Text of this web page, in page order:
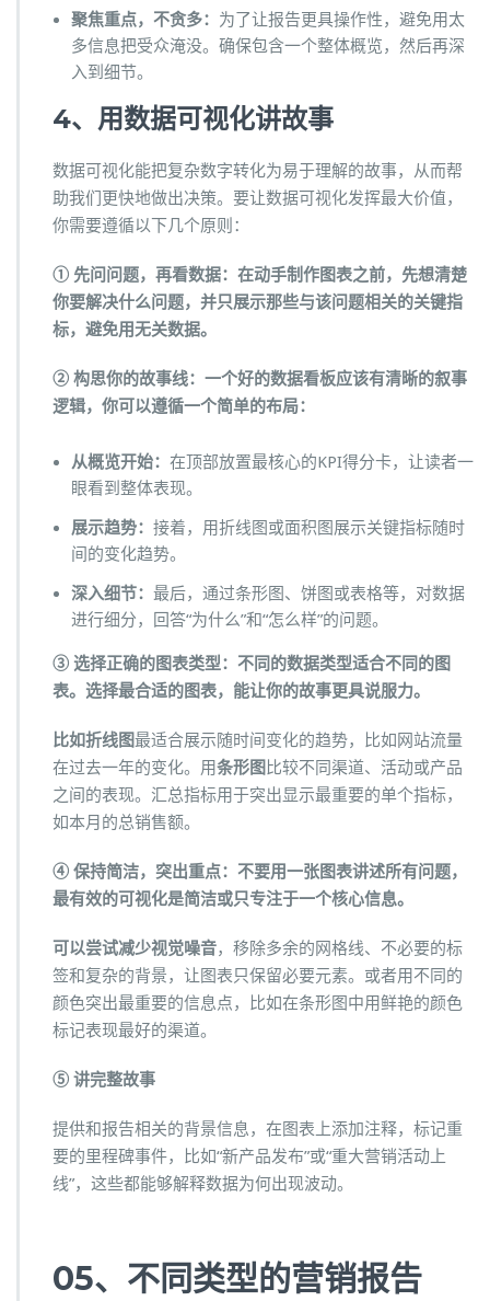
聚焦重点，不贪多： 为了让报告更具操作性，避免用太
多信息把受众淹没。确保包含一个整体概览，然后再深
入到细节。
4、用数据可视化讲故事
数据可视化能把复杂数字转化为易于理解的故事，从而帮
助我们更快地做出决策。要让数据可视化发挥最大价值，
你需要遵循以下几个原则：
① 先问问题，再看数据：在动手制作图表之前，先想清楚
你要解决什么问题，并只展示那些与该问题相关的关键指
标，避免用无关数据。
② 构思你的故事线：一个好的数据看板应该有清晰的叙事
逻辑，你可以遵循一个简单的布局：
从概览开始： 在顶部放置最核心的KPI得分卡，让读者一
眼看到整体表现。
展示趋势： 接着，用折线图或面积图展示关键指标随时
间的变化趋势。
深入细节： 最后，通过条形图、饼图或表格等，对数据
进行细分，回答“为什么”和“怎么样”的问题。
③ 选择正确的图表类型：不同的数据类型适合不同的图
表。选择最合适的图表，能让你的故事更具说服力。
比如折线图最适合展示随时间变化的趋势，比如网站流量
在过去一年的变化。用条形图 比较不同渠道、活动或产品
之间的表现。汇总指标用于突出显示最重要的单个指标，
如本月的总销售额。
④ 保持简洁，突出重点：不要用一张图表讲述所有问题，
最有效的可视化是简洁或只专注于一个核心信息。
可以尝试减少视觉噪音，移除多余的网格线、不必要的标
签和复杂的背景，让图表只保留必要元素。或者用不同的
颜色突出最重要的信息点，比如在条形图中用鲜艳的颜色
标记表现最好的渠道。
⑤ 讲完整故事
提供和报告相关的背景信息，在图表上添加注释，标记重
要的里程碑事件，比如“新产品发布”或“重大营销活动上
线”，这些都能够解释数据为何出现波动。
05、不同类型的营销报告